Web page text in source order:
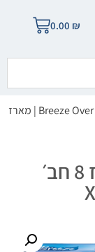
0.00 ₪
/ Breeze Over Night | מארז
Breeze Over Night | מארז 8 חב׳